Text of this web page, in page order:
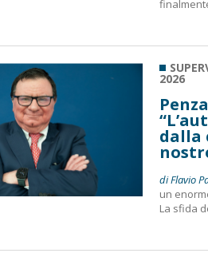
2026
dalla
di Flavio
un
La sfida